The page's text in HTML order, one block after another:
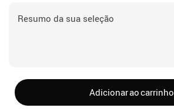
Resumo da sua seleção
Adicionar ao carrinho